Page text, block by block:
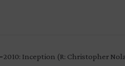
2010: Inception (R: Christopher